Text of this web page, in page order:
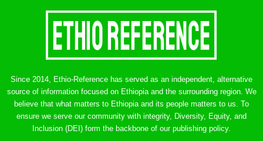
Since 2014, Ethio-Reference has served as an independent, alternative
source of information focused on Ethiopia and the surrounding region. We
believe that what matters to Ethiopia and its people matters to us. To
ensure we serve our community with integrity, Diversity, Equity, and
Inclusion (DEI) form the backbone of our publishing policy.